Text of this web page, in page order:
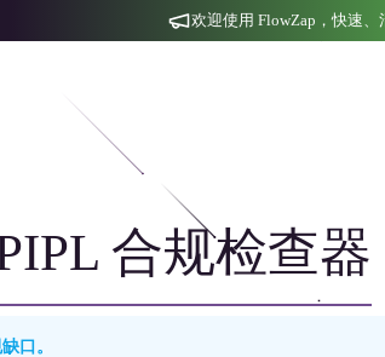
欢迎使用 FlowZap，快速、
合规检查器
口。